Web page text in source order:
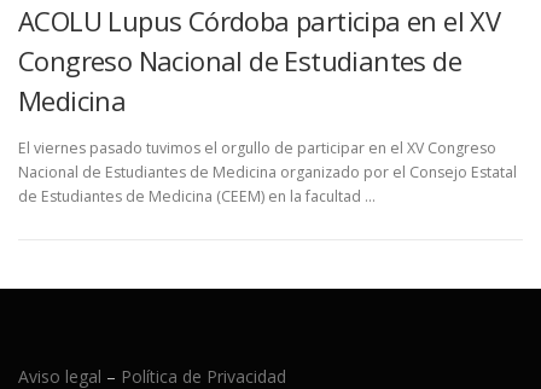
ACOLU Lupus Córdoba participa en el XV
Congreso Nacional de Estudiantes de
Medicina
El viernes pasado tuvimos el orgullo de participar en el XV Congreso
Nacional de Estudiantes de Medicina organizado por el Consejo Estatal
de Estudiantes de Medicina (CEEM) en la facultad …
Aviso legal – Política de Privacidad